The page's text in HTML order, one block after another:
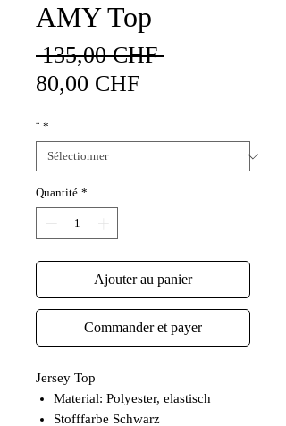
AMY Top
135,00 CHF Prix
80,00 CHFPrix
¨ *
Quantité *
Ajouter au panier
Commander et payer
Jersey Top
Material: Polyester, elastisch
Stofffarbe Schwarz